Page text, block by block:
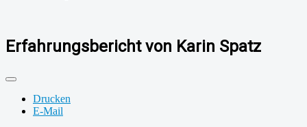
Erfahrungsbericht von Karin Spatz
Drucken
E-Mail